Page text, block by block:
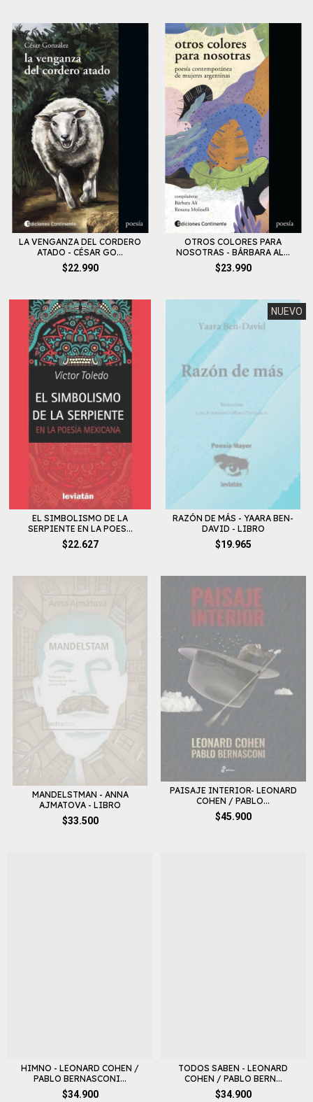
LA VENGANZA DEL CORDERO
ATADO - CÉSAR GO...
$22.990
OTROS COLORES PARA
NOSOTRAS - BÁRBARA AL...
$23.990
EL SIMBOLISMO DE LA
SERPIENTE EN LA POES...
$22.627
NUEVO
RAZÓN DE MÁS - YAARA BEN-
DAVID - LIBRO
$19.965
MANDELSTMAN - ANNA
AJMATOVA - LIBRO
$33.500
PAISAJE INTERIOR- LEONARD
COHEN / PABLO...
$45.900
HIMNO - LEONARD COHEN /
PABLO BERNASCONI...
$34.900
TODOS SABEN - LEONARD
COHEN / PABLO BERN...
$34.900